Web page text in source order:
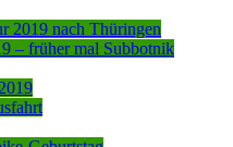
2019 nach Thüringen
– früher mal Subbotnik